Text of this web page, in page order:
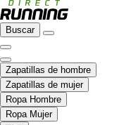
Buscar
Zapatillas de hombre
Zapatillas de mujer
Ropa Hombre
Ropa Mujer